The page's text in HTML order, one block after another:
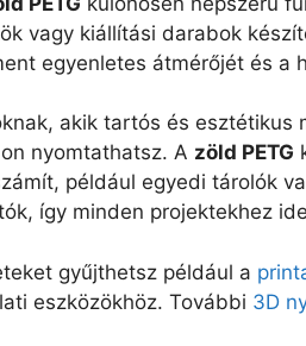
vagy kiállítási darabok
egyenletes átmérőjét és a
akik tartós és esztétikus
nyomtathatsz. A zöld PETG
például egyedi tárolók
így minden projektekhez
gyűjthetsz például a
eszközökhöz. További 3D